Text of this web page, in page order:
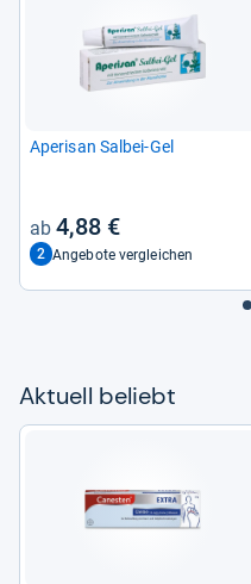
Ape­ri­san Sal­bei-​Gel
4,88 €
2 Angebote vergleichen
Aktu­ell beliebt